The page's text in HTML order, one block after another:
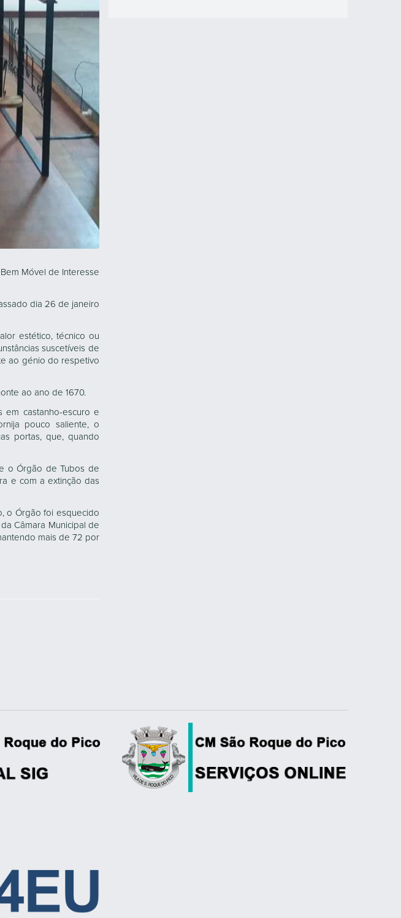
Móvel de Interesse
dia 26 de janeiro
estético, técnico ou
suscetíveis de
ao génio do respetivo
ao ano de 1670.
em castanho-escuro e
pouco saliente, o
portas, que, quando
o Órgão de Tubos de
e com a extinção das
o Órgão foi esquecido
Câmara Municipal de
mais de 72 por